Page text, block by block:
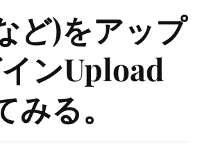
ど)をアップ
ンUpload
る。